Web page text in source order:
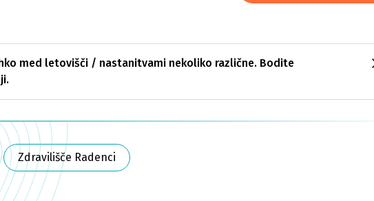
med letovišči / nastanitvami nekoliko različne. Bodite
Zdravilišče Radenci